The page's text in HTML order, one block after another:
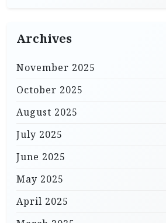
Archives
November 2025
October 2025
August 2025
July 2025
June 2025
May 2025
April 2025